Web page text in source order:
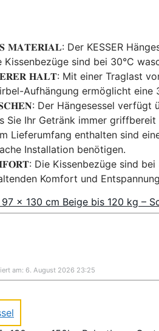
Der KESSER
sind bei 30°C
𝐇𝐀𝐋𝐓: Mit einer Traglast
Aufhängung ermöglicht
Der Hängesessel verfügt
Sie Ihr Getränk immer griffbereit
enthalten sind
Installation benötigen.
Die Kissenbezüge sind bei
Komfort und
x 130 cm Beige bis 120 kg –
am: 6. August 2026 23:25